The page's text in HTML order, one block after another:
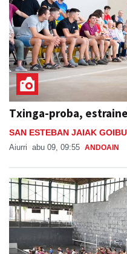
Txinga-proba,
SAN ESTEBAN JAIAK
Aiurri abu 09, 09:55 ANDOAIN